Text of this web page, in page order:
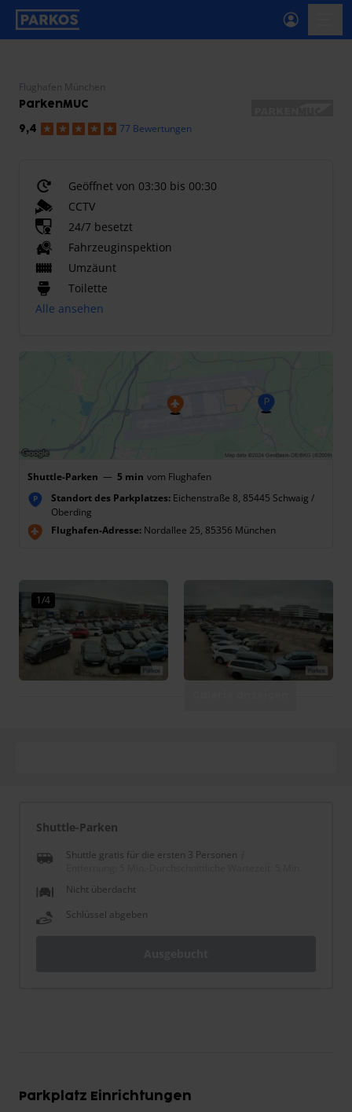
beschriftung-für-primäre-navigation
Flughafen München
ParkenMUC
9,4 77 Bewertungen
Geöffnet von 03:30 bis 00:30
CCTV
24/7 besetzt
Fahrzeuginspektion
Umzäunt
Toilette
Alle ansehen
Shuttle-Parken — 5 min vom Flughafen
P Standort des Parkplatzes: Eichenstraße 8, 85445 Schwaig /
Oberding
Flughafen-Adresse: Nordallee 25, 85356 München
1/4
Shuttle-Parken
Shuttle gratis für die ersten 3 Personen
Nicht überdacht
Schlüssel abgeben
Parkplatz Einrichtungen